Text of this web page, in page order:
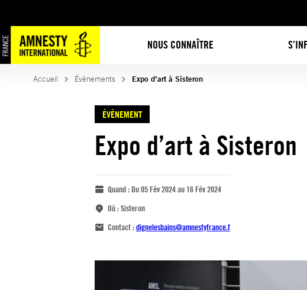
NOUS CONNAÎTRE
Accueil Évènements Expo d’art à Sisteron
ÉVÈNEMENT
Expo d’art à Sisteron
Quand :Du 05 Fév 2024 au 16 Fév 2024
Où :Sisteron
Contact :dignelesbains@amnestyfrance.f